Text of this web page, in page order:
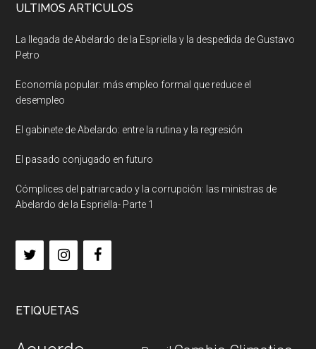
ULTIMOS ARTICULOS
La llegada de Abelardo de la Espriella y la despedida de Gustavo
Petro
Economía popular: más empleo formal que reduce el
desempleo
El gabinete de Abelardo: entre la rutina y la regresión
El pasado conjugado en futuro
Cómplices del patriarcado y la corrupción: las ministras de
Abelardo de la Espriella- Parte 1
ETIQUETAS